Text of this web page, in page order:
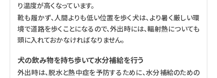
り温度が高くなっています。
靴も履かず、人間よりも低い位置を歩く犬は、より暑く厳しい環
境で道路を歩くことになるので、外出時には、輻射熱についても
頭に入れておかなければなりません。
犬の飲み物を持ち歩いて水分補給を行う
外出時は、脱水と熱中症を予防するために、水分補給のための